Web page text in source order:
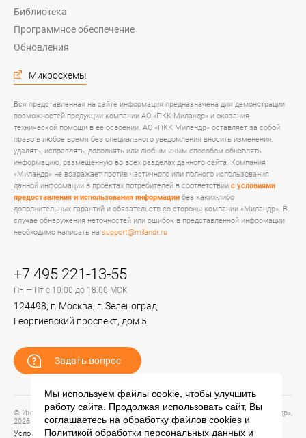
Библиотека
Программное обеспечение
Обновления
Микросхемы
Вся представленная на сайте информация предназначена для демонстрации
возможностей продукции компании АО «ПКК Миландр» и оказания
технической помощи в ее освоении. АО «ПКК Миландр» оставляет за собой
право в любое время без специального уведомления вносить изменения,
удалять, исправлять, дополнять или любым иным способом обновлять
информацию, размещенную во всех разделах данного сайта. Компания
«Миландр» не возражает против частичного или полного использования
данной информации в проектах потребителей в соответствии с условиями
предоставления и использования информации без каких-либо
дополнительных гарантий и обязательств со стороны компании «Миландр». В
случае обнаружения неточностей или ошибок в представленной информации
необходимо написать на support@milandr.ru
+7 495 221-13-55
Пн — Пт с 10:00 до 18:00 МСК
124498, г. Москва, г. Зеленоград,
Георгиевский проспект, дом 5
Задать вопрос
© Информационный портал технической поддержки ЦП ИС АО «ПКК Миландр»,
2026
Условия предоставления и использования информации
Мы используем файлы cookie, чтобы улучшить
работу сайта. Продолжая использовать сайт, Вы
соглашаетесь на обработку файлов cookies и
Политикой обработки персональных данных и